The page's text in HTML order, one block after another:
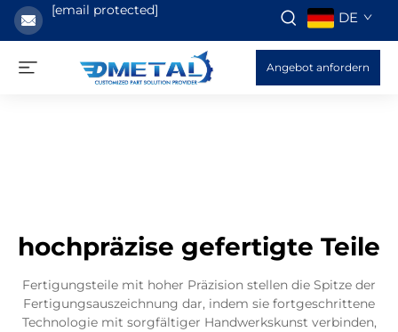
[email protected] DE
Angebot anfordern
hochpräzise gefertigte Teile
Fertigungsteile mit hoher Präzision stellen die Spitze der
Fertigungsauszeichnung dar, indem sie fortgeschrittene
Technologie mit sorgfältiger Handwerkskunst verbinden,